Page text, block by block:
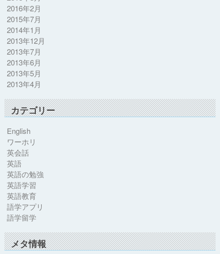
2016年2月
2015年7月
2014年1月
2013年12月
2013年7月
2013年6月
2013年5月
2013年4月
カテゴリー
English
ワーホリ
英会話
英語
英語の勉強
英語学習
英語教育
語学アプリ
語学留学
メタ情報